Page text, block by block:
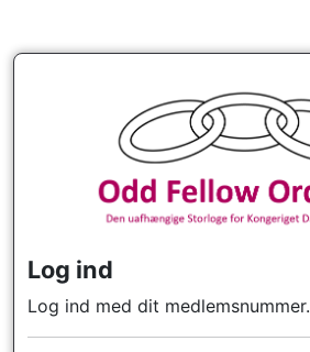
Log ind
Log ind med dit medlemsnummer.